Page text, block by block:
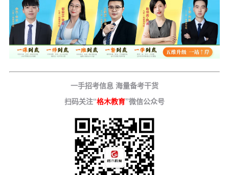
一手招考信息 海量备考干货
扫码关注“格木教育”微信公众号